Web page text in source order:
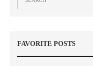
FAVORITE POSTS